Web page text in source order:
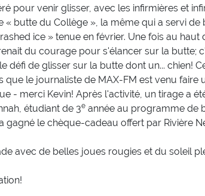
pour venir glisser, avec les infirmières et
« butte du Collège », la même qui a servi de
ice » tenue en février. Une fois au haut
du courage pour s'élancer sur la butte;
défi de glisser sur la butte dont un... chien!
que le journaliste de MAX-FM est venu faire
- merci Kevin! Après l'activité, un tirage a
étudiant de 3eannée au programme de
gagné le chèque-cadeau offert par Rivière
avec de belles joues rougies et du soleil